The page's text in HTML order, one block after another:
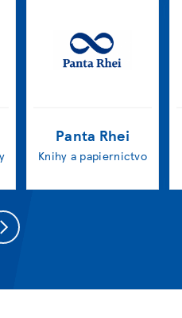
Panta Rhei
Knihy a papiernictvo